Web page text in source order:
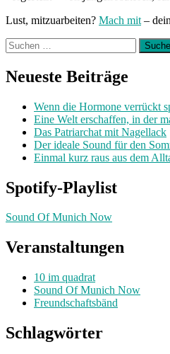
Lust, mitzuarbeiten? Mach mit –
Suchen
nach:
Neueste Beiträge
Wenn die Hormone verrückt
Eine Welt erschaffen, in der
Das Patriarchat mit Nagellack
Der ideale Sound für den
Einmal kurz raus aus dem
Spotify-Playlist
Sound Of Munich Now
Veranstaltungen
10 im quadrat
Sound Of Munich Now
Freundschaftsbänd
Schlagwörter